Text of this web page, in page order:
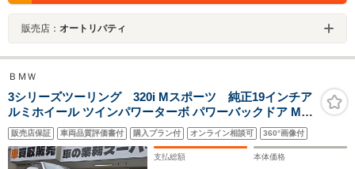
販売店： オートリバティ
ＢＭＷ
3シリーズツーリング 320i Mスポーツ 純正19インチア
ルミホイール ツインパワーターボ パワーバックドア Mス
ポーツサスペンション 純正HDDナビ DVD Bluetoothオー
ディオ パドルシフトオートHIDライト フォグライト アイ
ドリングストップ
販売店保証 車両品質評価書付 購入プラン付 オンライン相談可 360°画像付
支払総額 本体価格